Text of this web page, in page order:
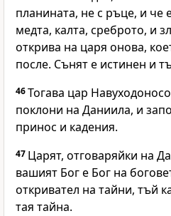
планината, не с ръце, и че
медта, калта, среброто, и
открива на царя онова,
после. Сънят е истинен и
46Тогава цар
поклони на Даниила, и
принос и кадения.
47 Царят, отговаряйки на
вашият Бог е Бог на
откривател на тайни, тъй
тая тайна.